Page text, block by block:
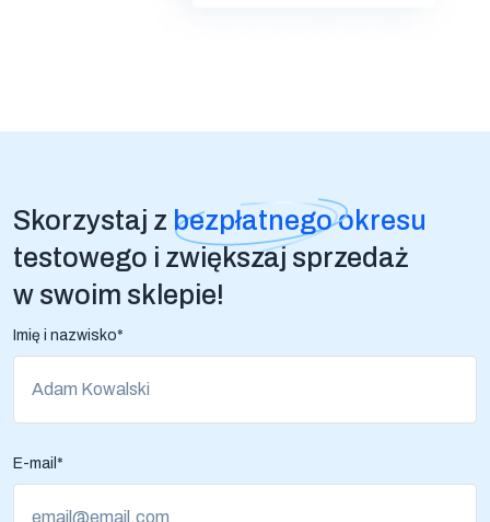
Skorzystaj z bezpłatnegookresu
testowego i zwiększaj sprzedaż
w swoim sklepie!
Imię i nazwisko*
E-mail*